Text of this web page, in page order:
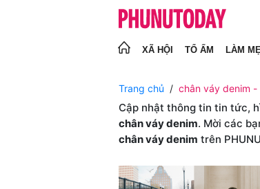
XÃ HỘI TỔ ẤM LÀM
Trang chủ chân váy denim
Cập nhật thông tin tin tức,
chân váy denim. Mời các
chân váy denim trên